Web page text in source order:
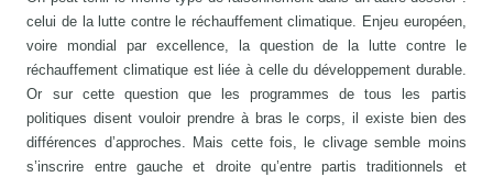
celui de la lutte contre le réchauffement climatique. Enjeu européen,
voire mondial par excellence, la question de la lutte contre le
réchauffement climatique est liée à celle du développement durable.
Or sur cette question que les programmes de tous les partis
politiques disent vouloir prendre à bras le corps, il existe bien des
différences d’approches. Mais cette fois, le clivage semble moins
s’inscrire entre gauche et droite qu’entre partis traditionnels et